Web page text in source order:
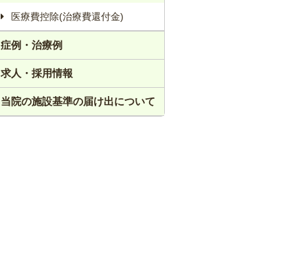
医療費控除(治療費還付金)
症例・治療例
求人・採用情報
当院の施設基準の届け出について